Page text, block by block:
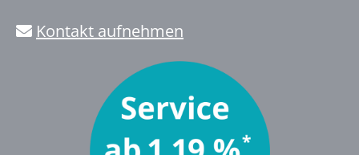
Kontakt aufnehmen